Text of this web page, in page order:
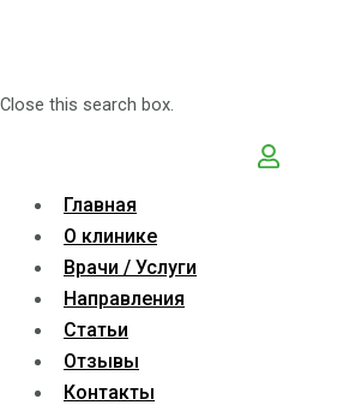
Close this search box.
Главная
О клинике
Врачи / Услуги
Направления
Статьи
Отзывы
Контакты